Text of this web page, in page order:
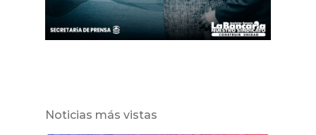
Noticias más vistas